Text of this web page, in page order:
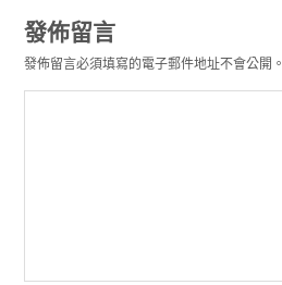
發佈留言
發佈留言必須填寫的電子郵件地址不會公開。